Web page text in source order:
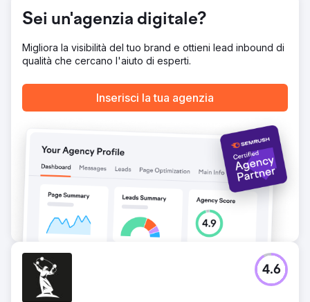
- 3.532 parole chiave classificate tra le prime 20: un
aumento dell'87,6%.
Vai alla pagina agenzia
Sei un'agenzia digitale?
Migliora la visibilità del tuo brand e ottieni lead inbound di
qualità che cercano l'aiuto di esperti.
Inserisci la tua agenzia
4.6